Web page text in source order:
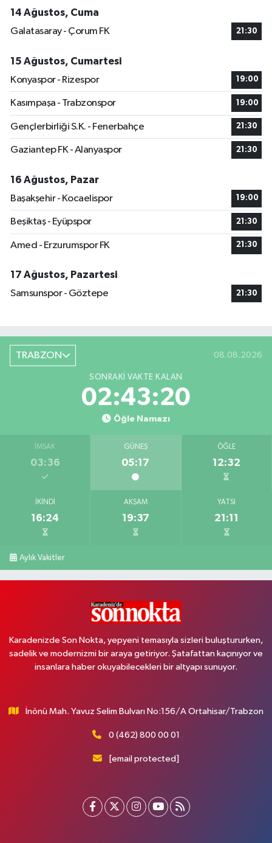
14 Ağustos, Cuma
Galatasaray - Çorum FK
21:30
15 Ağustos, Cumartesi
Konyaspor - Rizespor
19:00
Kasımpaşa - Trabzonspor 19:00
Gençlerbirliği S.K. - Fenerbahçe 21:30
Gaziantep FK - Alanyaspor 21:30
16 Ağustos, Pazar
Başakşehir - Kocaelispor
19:00
Beşiktaş - Eyüpspor 21:30
Amed - Erzurumspor FK 21:30
17 Ağustos, Pazartesi
Samsunspor - Göztepe
21:30
TRABZON 08.08.2026
SONRAKI VAKTE KALAN
02:43:19
Öğle Namazı
İMSAK
03:36
GÜNEŞ
05:17
ÖĞLE
12:32
İKINDI
16:24
AKŞAM
19:37
YATSI
21:11
Aylık Vakitler
Karadenizde Son Nokta, yepyeni temasıyla sizleri buluştururken,
sadelik ve modernizmi bir araya getiriyor. Şatafattan kaçınıyor ve
insanlara haber okuyabilecekleri bir altyapı sunuyor.
İnönü Mah. Yavuz Selim Bulvarı No:156/A Ortahisar/Trabzon
0 (462) 800 00 01
[email protected]